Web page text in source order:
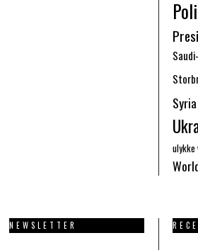
Syria
ulykke
NEWSLETTER